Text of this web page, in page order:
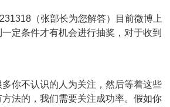
（张部长为您解答）目前微博上
定条件才有机会进行抽奖，对于收到
你不认识的人为关注，然后等着这些
法的，我们需要关注成功率。假如你